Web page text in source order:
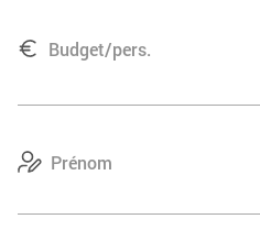
préparation de sushis.
Visite de l’agréable temple
Jour 13
Kyoto / Osaka /